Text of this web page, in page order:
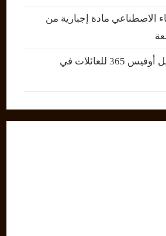
الاصطناعي مادة إجبارية من
أفضل عروض تفعيل أوفيس 365 للعائلات في